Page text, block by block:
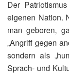
Der
eigenen Nation.
man geboren,
„Angriff gegen
sondern als
Sprach- und